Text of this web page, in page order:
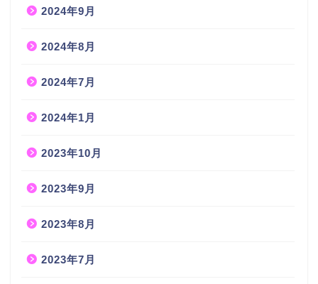
2024年9月
2024年8月
2024年7月
2024年1月
2023年10月
2023年9月
2023年8月
2023年7月